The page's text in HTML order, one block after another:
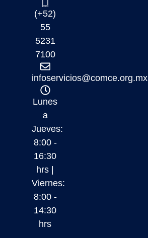
(+52)
55
5231
7100
infoservicios@comce.org.mx
Lunes
a
Jueves:
8:00 -
16:30
hrs |
Viernes:
8:00 -
14:30
hrs